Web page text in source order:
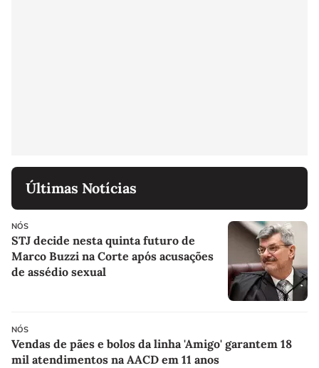
Últimas Notícias
NÓS
STJ decide nesta quinta futuro de
Marco Buzzi na Corte após acusações
de assédio sexual
NÓS
Vendas de pães e bolos da linha 'Amigo' garantem 18
mil atendimentos na AACD em 11 anos